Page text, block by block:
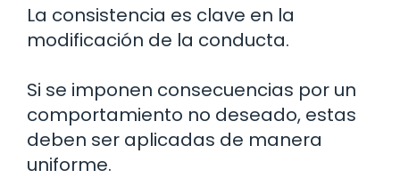
La consistencia es clave en la
modificación de la conducta.
Si se imponen consecuencias por un
comportamiento no deseado, estas
deben ser aplicadas de manera
uniforme.